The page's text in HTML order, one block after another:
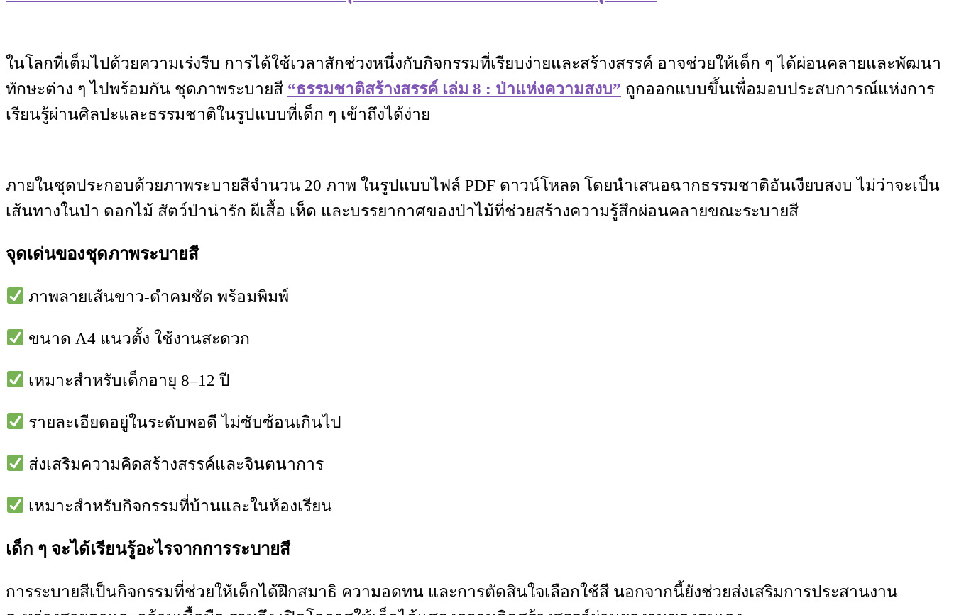
ในโลกที่เต็มไปด้วยความเร่งรีบ การได้ใช้เวลาสักช่วงหนึ่งกับกิจกรรมที่เรียบง่ายและสร้างสรรค์ อาจช่วยให้เด็ก ๆ ได้ผ่อนคลายและพัฒนา
ทักษะต่าง ๆ ไปพร้อมกัน ชุดภาพระบายสี “ธรรมชาติสร้างสรรค์ เล่ม 8 : ป่าแห่งความสงบ” ถูกออกแบบขึ้นเพื่อมอบประสบการณ์แห่งการ
เรียนรู้ผ่านศิลปะและธรรมชาติในรูปแบบที่เด็ก ๆ เข้าถึงได้ง่าย
ภายในชุดประกอบด้วยภาพระบายสีจำนวน 20 ภาพ ในรูปแบบไฟล์ PDF ดาวน์โหลด โดยนำเสนอฉากธรรมชาติอันเงียบสงบ ไม่ว่าจะเป็น
เส้นทางในป่า ดอกไม้ สัตว์ป่าน่ารัก ผีเสื้อ เห็ด และบรรยากาศของป่าไม้ที่ช่วยสร้างความรู้สึกผ่อนคลายขณะระบายสี
จุดเด่นของชุดภาพระบายสี
ภาพลายเส้นขาว-ดำคมชัด พร้อมพิมพ์
ขนาด A4 แนวตั้ง ใช้งานสะดวก
เหมาะสำหรับเด็กอายุ 8–12 ปี
รายละเอียดอยู่ในระดับพอดี ไม่ซับซ้อนเกินไป
ส่งเสริมความคิดสร้างสรรค์และจินตนาการ
เหมาะสำหรับกิจกรรมที่บ้านและในห้องเรียน
เด็ก ๆ จะได้เรียนรู้อะไรจากการระบายสี
การระบายสีเป็นกิจกรรมที่ช่วยให้เด็กได้ฝึกสมาธิ ความอดทน และการตัดสินใจเลือกใช้สี นอกจากนี้ยังช่วยส่งเสริมการประสานงาน